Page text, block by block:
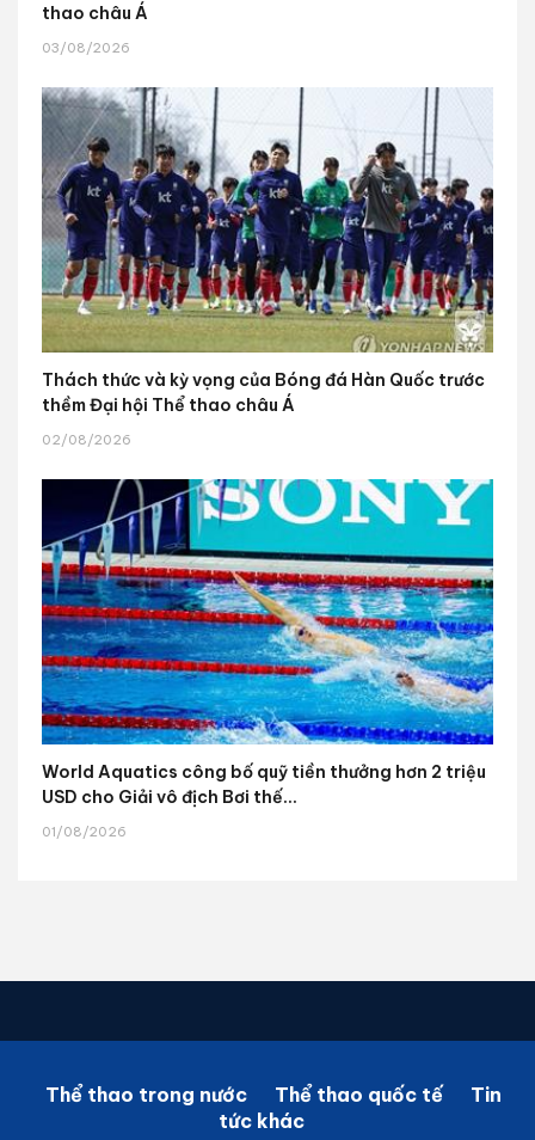
thao châu Á
03/08/2026
Thách thức và kỳ vọng của Bóng đá Hàn Quốc trước
thềm Đại hội Thể thao châu Á
02/08/2026
World Aquatics công bố quỹ tiền thưởng hơn 2 triệu
USD cho Giải vô địch Bơi thế...
01/08/2026
Thể thao trong nước Thể thao quốc tế
Tin
tức khác